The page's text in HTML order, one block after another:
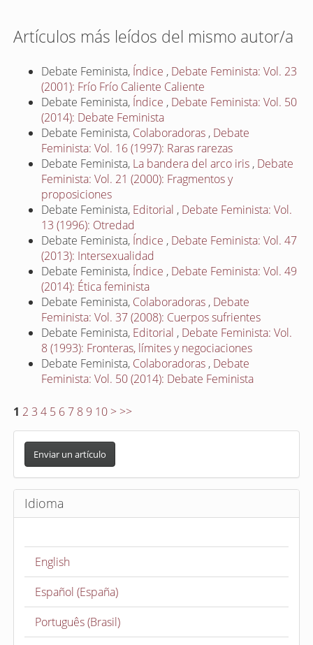
Artículos más leídos del mismo autor/a
Debate Feminista, Índice , Debate Feminista: Vol. 23
(2001): Frío Frío Caliente Caliente
Debate Feminista, Índice , Debate Feminista: Vol. 50
(2014): Debate Feminista
Debate Feminista, Colaboradoras , Debate
Feminista: Vol. 16 (1997): Raras rarezas
Debate Feminista, La bandera del arco iris , Debate
Feminista: Vol. 21 (2000): Fragmentos y
proposiciones
Debate Feminista, Editorial , Debate Feminista: Vol.
13 (1996): Otredad
Debate Feminista, Índice , Debate Feminista: Vol. 47
(2013): Intersexualidad
Debate Feminista, Índice , Debate Feminista: Vol. 49
(2014): Ética feminista
Debate Feminista, Colaboradoras , Debate
Feminista: Vol. 37 (2008): Cuerpos sufrientes
Debate Feminista, Editorial , Debate Feminista: Vol.
8 (1993): Fronteras, límites y negociaciones
Debate Feminista, Colaboradoras , Debate
Feminista: Vol. 50 (2014): Debate Feminista
1 2 3 4 5 6 7 8 9 10 > >>
E
v
i
a
Enviar un artículo
Idioma
English
Español (España)
Português (Brasil)